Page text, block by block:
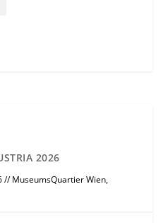
2026
// MuseumsQuartier Wien,